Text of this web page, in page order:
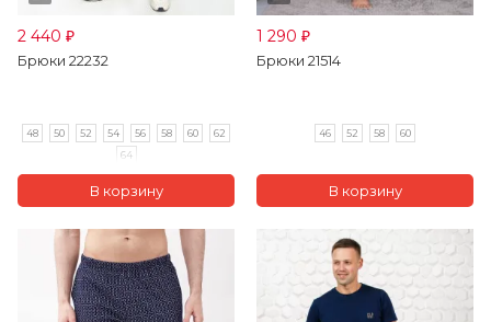
2 440 ₽
Брюки 22232
48 50 52 54 56 58 60
62
64
1 290 ₽
Брюки 21514
46 52 58 60